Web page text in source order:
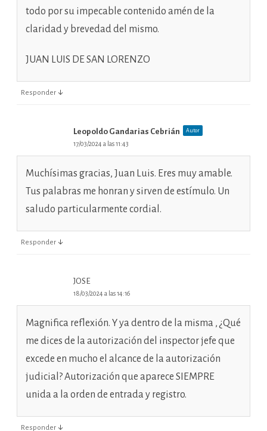
todo por su impecable contenido amén de la
claridad y brevedad del mismo.
JUAN LUIS DE SAN LORENZO
Responder ↓
Leopoldo Gandarias Cebrián Autor
17/03/2024 a las 11:43
Muchísimas gracias, Juan Luis. Eres muy amable.
Tus palabras me honran y sirven de estímulo. Un
saludo particularmente cordial.
Responder ↓
JOSE
18/03/2024 a las 14:16
Magnifica reflexión. Y ya dentro de la misma , ¿Qué
me dices de la autorización del inspector jefe que
excede en mucho el alcance de la autorización
judicial? Autorización que aparece SIEMPRE
unida a la orden de entrada y registro.
Responder ↓